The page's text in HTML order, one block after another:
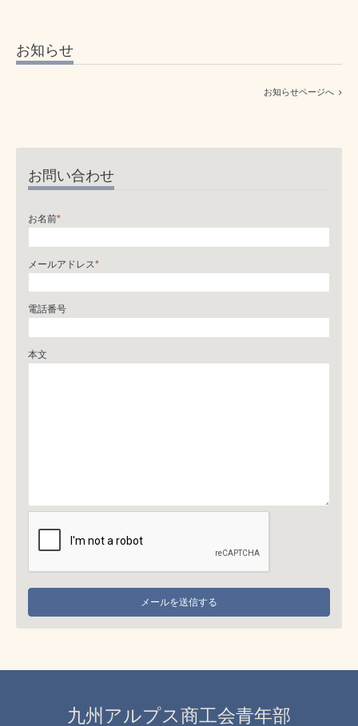
お知らせ
お知らせページへ
お問い合わせ
お名前*
メールアドレス*
電話番号
本文
九州アルプス商工会青年部